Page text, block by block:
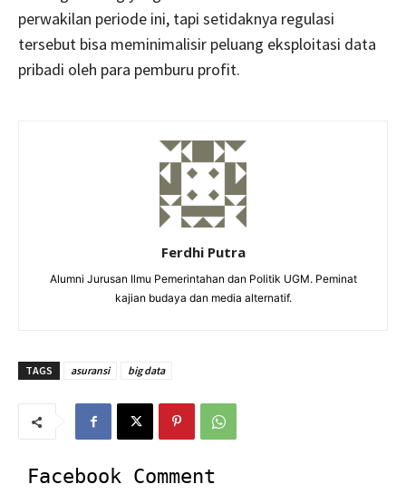
perwakilan periode ini, tapi setidaknya regulasi
tersebut bisa meminimalisir peluang eksploitasi data
pribadi oleh para pemburu profit.
Ferdhi Putra
Alumni Jurusan Ilmu Pemerintahan dan Politik UGM. Peminat
kajian budaya dan media alternatif.
TAGS asuransi big data
Facebook Comment